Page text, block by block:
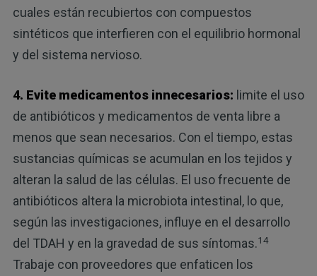
cuales están recubiertos con compuestos
sintéticos que interfieren con el equilibrio hormonal
y del sistema nervioso.
4. Evite medicamentos innecesarios: limite el uso
de antibióticos y medicamentos de venta libre a
menos que sean necesarios. Con el tiempo, estas
sustancias químicas se acumulan en los tejidos y
alteran la salud de las células. El uso frecuente de
antibióticos altera la microbiota intestinal, lo que,
según las investigaciones, influye en el desarrollo
del TDAH y en la gravedad de sus síntomas.14
Trabaje con proveedores que enfaticen los